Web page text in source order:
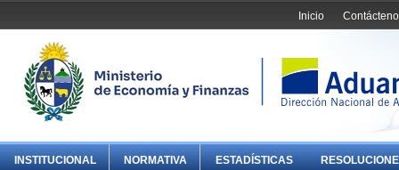
Inicio
INSTITUCIONAL NORMATIVA ESTADÍSTICAS